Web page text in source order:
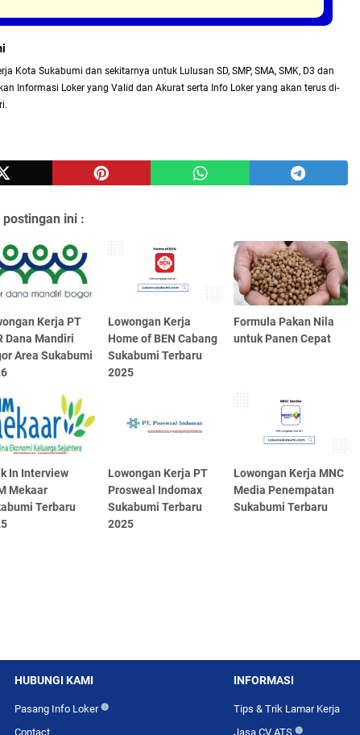
Kota Sukabumi dan sekitarnya untuk Lulusan SD, SMP, SMA, SMK, D3 dan
Informasi Loker yang Valid dan Akurat serta Info Loker yang akan terus di-
ini :
Kerja PT
Dana Mandiri
Area Sukabumi
Lowongan Kerja
Home of BEN Cabang
Sukabumi Terbaru
2025
Formula Pakan Nila
untuk Panen Cepat
In Interview
Mekaar
Terbaru
Lowongan Kerja PT
Prosweal Indomax
Sukabumi Terbaru
2025
Lowongan Kerja MNC
Media Penempatan
Sukabumi Terbaru
HUBUNGI KAMI
Pasang Info Loker🔴
Contact
INFORMASI
Tips & Trik Lamar Kerja
Jasa CV ATS 🔴